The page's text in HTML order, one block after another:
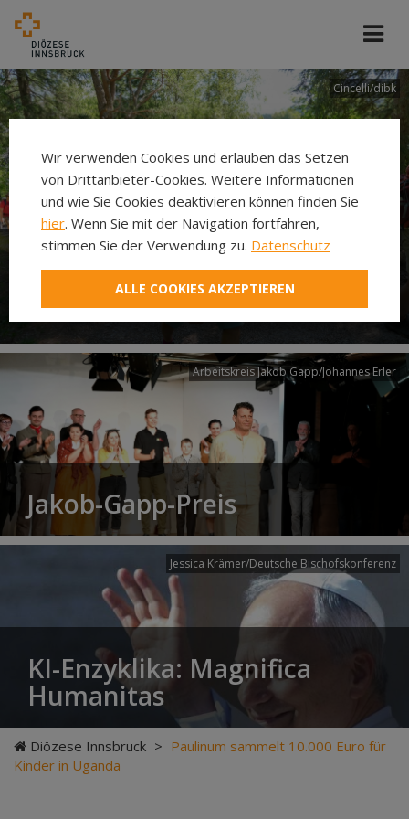
Cincelli/dibk
Neuer Pilgerweg Via
Laudato si’
Arbeitskreis Jakob Gapp/Johannes Erler
Jakob-Gapp-Preis
Jessica Krämer/Deutsche Bischofskonferenz
KI-Enzyklika: Magnifica
Humanitas
Diözese Innsbruck > Paulinum sammelt 10.000 Euro für
Kinder in Uganda
Wir verwenden Cookies und erlauben das Setzen
von Drittanbieter-Cookies. Weitere Informationen
und wie Sie Cookies deaktivieren können finden Sie
hier. Wenn Sie mit der Navigation fortfahren,
stimmen Sie der Verwendung zu. Datenschutz
ALLE COOKIES AKZEPTIEREN